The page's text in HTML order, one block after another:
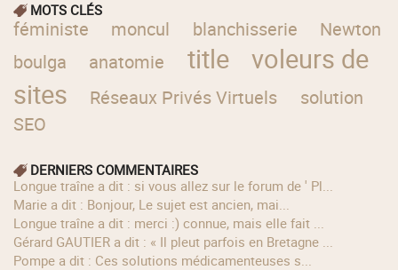
MOTS CLÉS
féministe moncul blanchisserie
Newton
boulga
anatomie title
voleurs de
sites
Réseaux Privés Virtuels
solution
SEO
DERNIERS COMMENTAIRES
longue traîne a dit : si vous allez sur le forum de ' Pl...
Marie a dit : Bonjour, Le sujet est ancien, mai...
longue traîne a dit : merci :) connue, mais elle fait ...
Gérard GAUTIER a dit : « Il pleut parfois en Bretagne ...
Pompe a dit : Ces solutions médicamenteuses s...